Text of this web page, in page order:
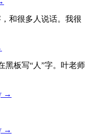
和很多人说话。我很
黑板写“人”字。叶老师
→
→